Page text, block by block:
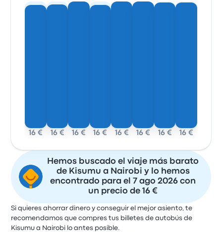
16 € 16 € 16 € 16 € 16 € 16 € 16 € 16 €
Hemos buscado el viaje más barato
de Kisumu a Nairobi y lo hemos
encontrado para el 7 ago 2026 con
un precio de 16 €
Si quieres ahorrar dinero y conseguir el mejor asiento, te
recomendamos que compres tus billetes de autobús de
Kisumu a Nairobi lo antes posible.